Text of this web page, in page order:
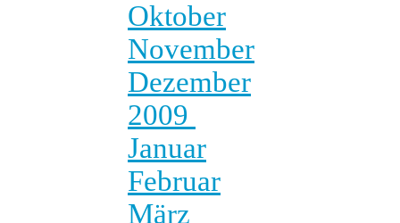
Oktober
November
Dezember
2009
Januar
Februar
März